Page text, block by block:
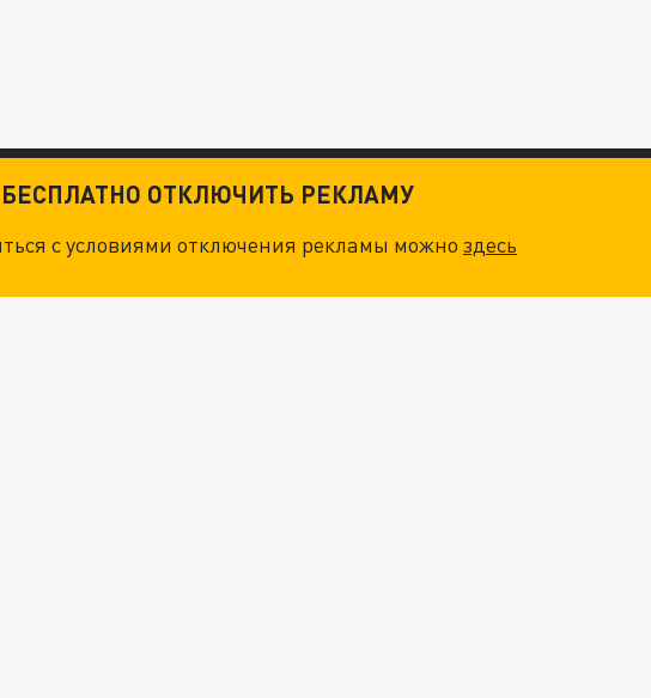
ОТКЛЮЧИТЬ РЕКЛАМУ
с условиями отключения рекламы можноздесь